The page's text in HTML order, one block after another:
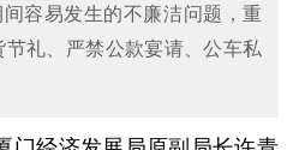
容易发生的不廉洁问题，重
礼、严禁公款宴请、公车私